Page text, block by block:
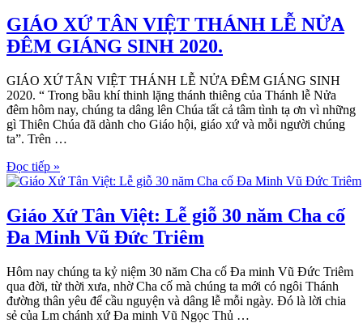
GIÁO XỨ TÂN VIỆT THÁNH LỄ NỬA
ĐÊM GIÁNG SINH 2020.
GIÁO XỨ TÂN VIỆT THÁNH LỄ NỬA ĐÊM GIÁNG SINH
2020. “ Trong bầu khí thinh lặng thánh thiêng của Thánh lễ Nửa
đêm hôm nay, chúng ta dâng lên Chúa tất cả tâm tình tạ ơn vì những
gì Thiên Chúa đã dành cho Giáo hội, giáo xứ và mỗi người chúng
ta”. Trên …
Đọc tiếp »
Giáo Xứ Tân Việt: Lễ giỗ 30 năm Cha cố
Đa Minh Vũ Đức Triêm
Hôm nay chúng ta kỷ niệm 30 năm Cha cố Đa minh Vũ Đức Triêm
qua đời, từ thời xưa, nhờ Cha cố mà chúng ta mới có ngôi Thánh
đường thân yêu để cầu nguyện và dâng lễ mỗi ngày. Đó là lời chia
sẻ của Lm chánh xứ Đa minh Vũ Ngọc Thủ …